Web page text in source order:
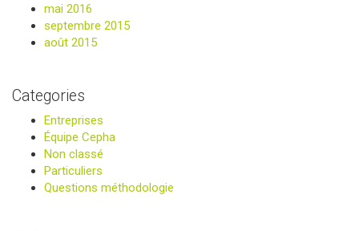
mai 2016
septembre 2015
août 2015
Categories
Entreprises
Équipe Cepha
Non classé
Particuliers
Questions méthodologie